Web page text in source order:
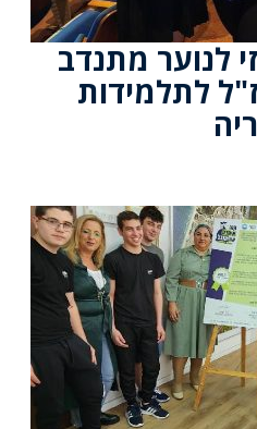
לנוער מתנדב
לתלמידות